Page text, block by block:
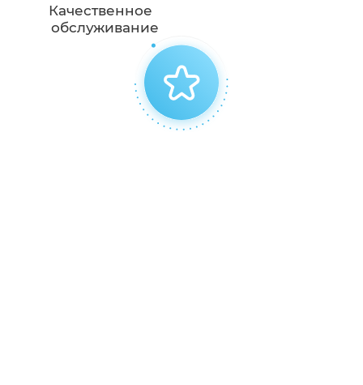
Качественное
обслуживание